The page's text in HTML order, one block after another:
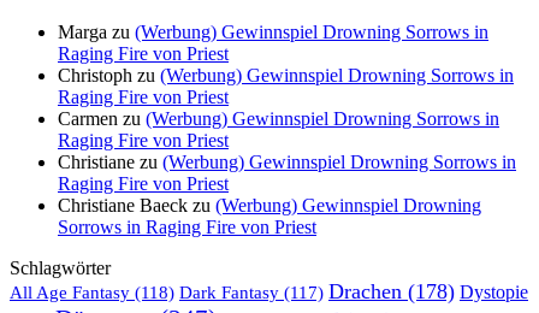
Marga zu (Werbung) Gewinnspiel Drowning Sorrows in
Raging Fire von Priest
Christoph zu (Werbung) Gewinnspiel Drowning Sorrows in
Raging Fire von Priest
Carmen zu (Werbung) Gewinnspiel Drowning Sorrows in
Raging Fire von Priest
Christiane zu (Werbung) Gewinnspiel Drowning Sorrows in
Raging Fire von Priest
Christiane Baeck zu (Werbung) Gewinnspiel Drowning
Sorrows in Raging Fire von Priest
Schlagwörter
All Age Fantasy (118) Dark Fantasy (117) Drachen (178) Dystopie